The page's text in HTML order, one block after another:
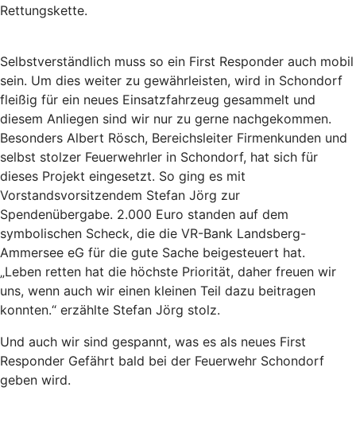
Rettungskette.
Selbstverständlich muss so ein First Responder auch mobil
sein. Um dies weiter zu gewährleisten, wird in Schondorf
fleißig für ein neues Einsatzfahrzeug gesammelt und
diesem Anliegen sind wir nur zu gerne nachgekommen.
Besonders Albert Rösch, Bereichsleiter Firmenkunden und
selbst stolzer Feuerwehrler in Schondorf, hat sich für
dieses Projekt eingesetzt. So ging es mit
Vorstandsvorsitzendem Stefan Jörg zur
Spendenübergabe. 2.000 Euro standen auf dem
symbolischen Scheck, die die VR-Bank Landsberg-
Ammersee eG für die gute Sache beigesteuert hat.
„Leben retten hat die höchste Priorität, daher freuen wir
uns, wenn auch wir einen kleinen Teil dazu beitragen
konnten.“ erzählte Stefan Jörg stolz.
Und auch wir sind gespannt, was es als neues First
Responder Gefährt bald bei der Feuerwehr Schondorf
geben wird.